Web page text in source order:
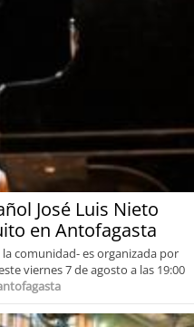
José Luis Nieto
en Antofagasta
comunidad- es organizada por
viernes 7 de agosto a las 19:00